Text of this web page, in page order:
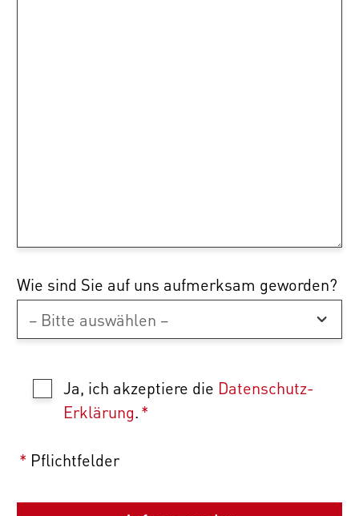
Wie sind Sie auf uns aufmerksam geworden?
Ja, ich akzeptiere die Datenschutz-
Erklärung.*
* Pflichtfelder